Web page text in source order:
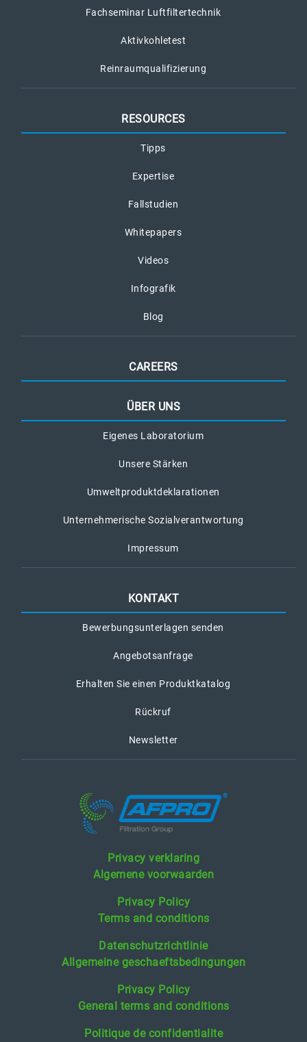
Fachseminar Luftfiltertechnik
Aktivkohletest
Reinraumqualifizierung
RESOURCES
Tipps
Expertise
Fallstudien
Whitepapers
Videos
Infografik
Blog
CAREERS
ÜBER UNS
Eigenes Laboratorium
Unsere Stärken
Umweltproduktdeklarationen
Unternehmerische Sozialverantwortung
Impressum
KONTAKT
Bewerbungsunterlagen senden
Angebotsanfrage
Erhalten Sie einen Produktkatalog
Rückruf
Newsletter
Privacy verklaring
Algemene voorwaarden
Privacy Policy
Terms and conditions
Datenschutzrichtlinie
Allgemeine geschaeftsbedingungen
Privacy Policy
General terms and conditions
Politique de confidentialite